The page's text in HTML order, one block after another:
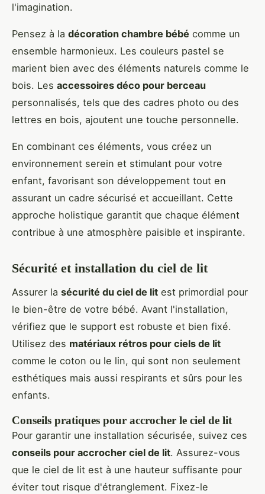
l'imagination.
Pensez à la décoration chambre bébé comme un
ensemble harmonieux. Les couleurs pastel se
marient bien avec des éléments naturels comme le
bois. Les accessoires déco pour berceau
personnalisés, tels que des cadres photo ou des
lettres en bois, ajoutent une touche personnelle.
En combinant ces éléments, vous créez un
environnement serein et stimulant pour votre
enfant, favorisant son développement tout en
assurant un cadre sécurisé et accueillant. Cette
approche holistique garantit que chaque élément
contribue à une atmosphère paisible et inspirante.
Sécurité et installation du ciel de lit
Assurer la sécurité du ciel de lit est primordial pour
le bien-être de votre bébé. Avant l'installation,
vérifiez que le support est robuste et bien fixé.
Utilisez des matériaux rétros pour ciels de lit
comme le coton ou le lin, qui sont non seulement
esthétiques mais aussi respirants et sûrs pour les
enfants.
Conseils pratiques pour accrocher le ciel de lit
Pour garantir une installation sécurisée, suivez ces
conseils pour accrocher ciel de lit. Assurez-vous
que le ciel de lit est à une hauteur suffisante pour
éviter tout risque d'étranglement. Fixez-le